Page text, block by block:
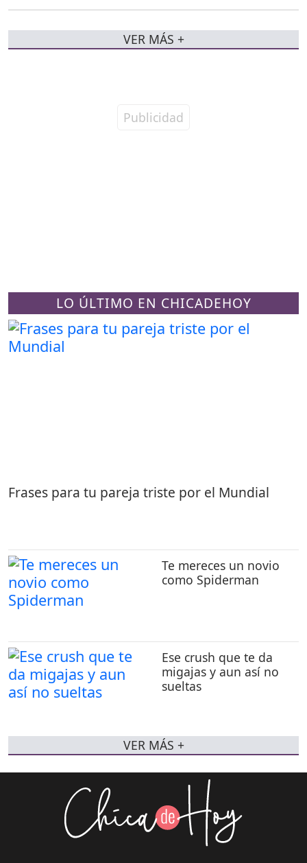
LO ÚLTIMO EN CHICADEHOY
Frases para tu pareja triste por el Mundial
Te mereces un novio
como Spiderman
Ese crush que te da
migajas y aun así no
sueltas
VER MÁS +
VER MÁS +